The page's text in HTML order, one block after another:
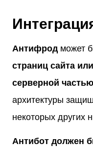
Антифрод может
страниц сайта
серверной
архитектуры
некоторых других
Антибот должен